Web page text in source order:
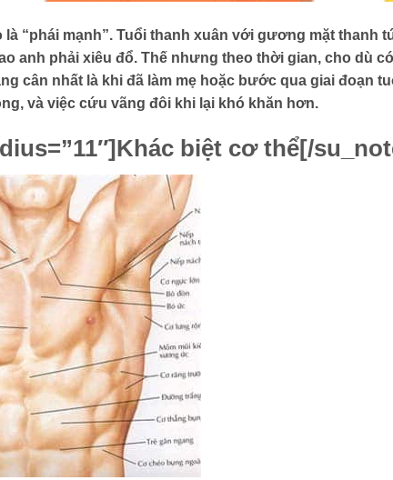
“phái mạnh”. Tuổi thanh xuân với gương mặt thanh
anh phải xiêu đổ. Thế nhưng theo thời gian, cho dù
cân nhất là khi đã làm mẹ hoặc bước qua giai đoạn
và việc cứu vãng đôi khi lại khó khăn hơn.
Khác biệt cơ thể[/